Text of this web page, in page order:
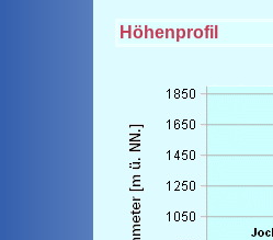
Höhenprofil